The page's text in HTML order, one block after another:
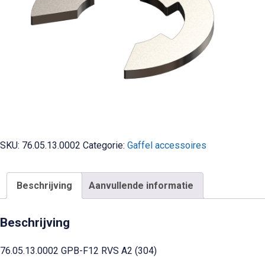
SKU: 76.05.13.0002 Categorie: Gaffel accessoires
Beschrijving Aanvullende informatie
Beschrijving
76.05.13.0002 GPB-F12 RVS A2 (304)